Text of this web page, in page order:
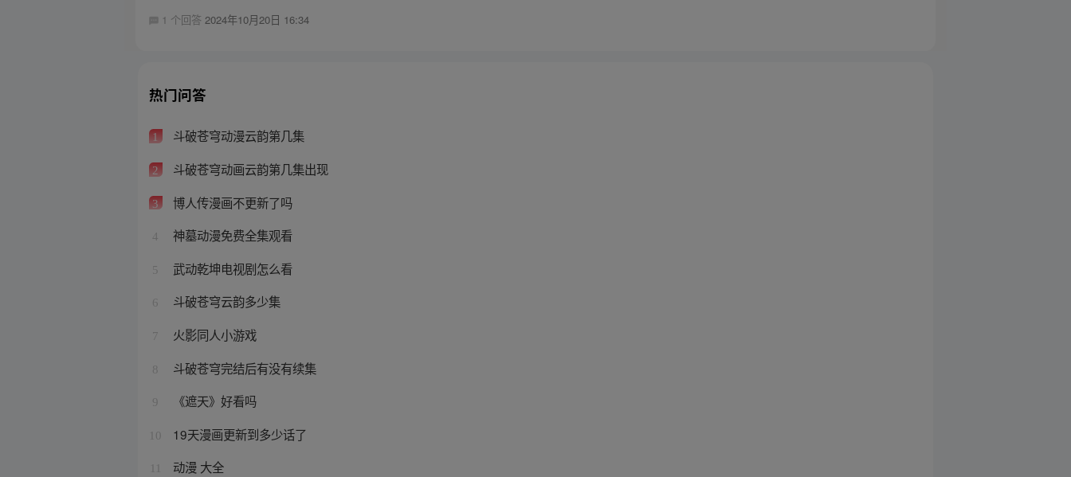
1 个回答2024年10月20日 16:34
热门问答
1 斗破苍穹动漫云韵第几集
2 斗破苍穹动画云韵第几集出现
3 博人传漫画不更新了吗
4 神墓动漫免费全集观看
5 武动乾坤电视剧怎么看
6 斗破苍穹云韵多少集
7 火影同人小游戏
8 斗破苍穹完结后有没有续集
9 《遮天》好看吗
10 19天漫画更新到多少话了
动漫 大全